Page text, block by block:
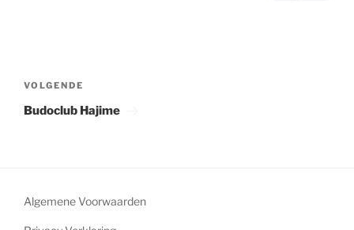
navigatie
Volgend
bericht
VOLGENDE
Budoclub Hajime
Algemene Voorwaarden